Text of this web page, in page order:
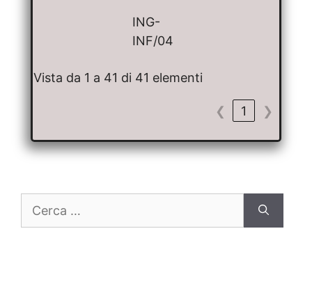
ING-
INF/04
Vista da 1 a 41 di 41 elementi
❮ 1 ❯